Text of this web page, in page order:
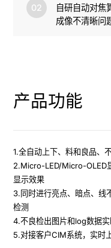
02
自研自动对焦
成像不清晰问
产品功能
1.全自动上下、料和良品、
2.Micro-LED/Micro-OLED
显示效果
3.同时进行亮点、暗点、线
检测
4.不良检出图片和log数据
5.对接客户CIM系统，实时